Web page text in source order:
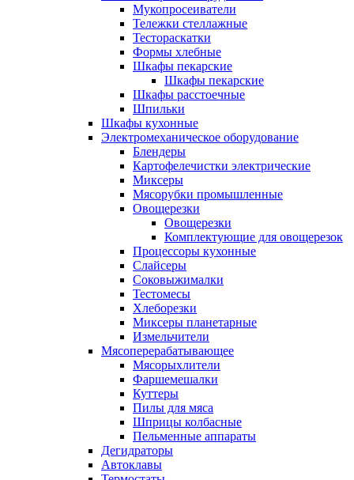
Мукопросеиватели
Тележки стеллажные
Тестораскатки
Формы хлебные
Шкафы пекарские
Шкафы пекарские
Шкафы расстоечные
Шпильки
Шкафы кухонные
Электромеханическое оборудование
Блендеры
Картофелечистки электрические
Миксеры
Мясорубки промышленные
Овощерезки
Овощерезки
Комплектующие для овощерезок
Процессоры кухонные
Слайсеры
Соковыжималки
Тестомесы
Хлеборезки
Миксеры планетарные
Измельчители
Мясоперерабатывающее
Мясорыхлители
Фаршемешалки
Куттеры
Пилы для мяса
Шприцы колбасные
Пельменные аппараты
Дегидраторы
Автоклавы